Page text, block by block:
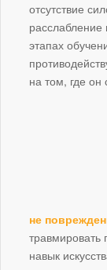
отсутствие
расслабление
этапах
на том, где он
не
навык